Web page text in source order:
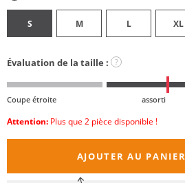
S M L XL
Évaluation de la taille : ?
Coupe étroite assorti
Attention: Plus que 2 pièce disponible !
AJOUTER AU PANIER